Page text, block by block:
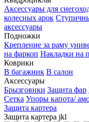
Аксессуары для
колесных арок
аксессуары
Подножки
Крепление за раму
на фаркоп Накладки на
Коврики
В багажник В салон
Аксессуары
Брызговики Защита фар
Сетка Упоры капота/
Защита картера
Защита картера jkl